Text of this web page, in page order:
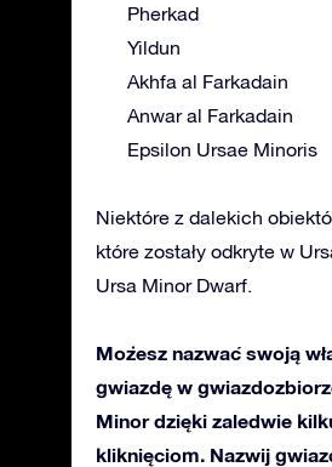
Pherkad
Yildun
Akhfa al Farkadain
Anwar al Farkadain
Epsilon Ursae Minoris
Niektóre z dalekich
które zostały odkryte w
Ursa Minor Dwarf.
Możesz nazwać swoją
gwiazdę w
Minor dzięki zaledwie
kliknięciom. Nazwij